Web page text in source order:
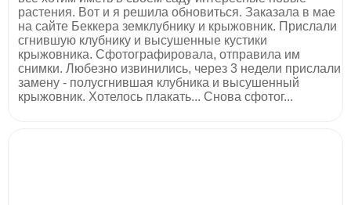
растения. Вот и я решила обновиться. Заказала в мае
на сайте Беккера земклубнику и крыжовник. Прислали
сгнившую клубнику и высушенные кустики
крыжовника. Сфотографировала, отправила им
снимки. Любезно извинились, через 3 недели прислали
замену - полусгнившая клубника и высушенный
крыжовник. Хотелось плакать... Снова сфотог...